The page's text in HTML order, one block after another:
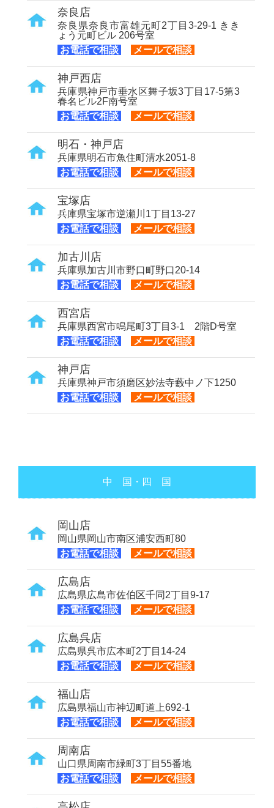
奈良店
奈良県奈良市富雄元町2丁目3-29-1 きき
ょう元町ビル 206号室
お電話で相談
メールで相談
神戸西店
兵庫県神戸市垂水区舞子坂3丁目17-5第3
春名ビル2F南号室
お電話で相談
メールで相談
明石・神戸店
兵庫県明石市魚住町清水2051-8
お電話で相談
メールで相談
宝塚店
兵庫県宝塚市逆瀬川1丁目13-27
お電話で相談
メールで相談
加古川店
兵庫県加古川市野口町野口20-14
お電話で相談
メールで相談
西宮店
兵庫県西宮市鳴尾町3丁目3-1 2階D号室
お電話で相談
メールで相談
神戸店
兵庫県神戸市須磨区妙法寺藪中ノ下1250
お電話で相談
メールで相談
中 国・四 国
岡山店
岡山県岡山市南区浦安西町80
お電話で相談
メールで相談
広島店
広島県広島市佐伯区千同2丁目9-17
お電話で相談
メールで相談
広島呉店
広島県呉市広本町2丁目14-24
お電話で相談
メールで相談
福山店
広島県福山市神辺町道上692-1
お電話で相談
メールで相談
周南店
山口県周南市緑町3丁目55番地
お電話で相談
メールで相談